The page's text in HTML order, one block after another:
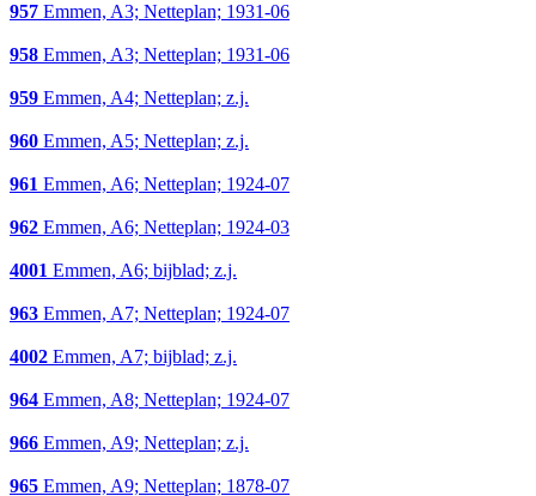
957 Emmen, A3; Netteplan; 1931-06
958 Emmen, A3; Netteplan; 1931-06
959 Emmen, A4; Netteplan; z.j.
960 Emmen, A5; Netteplan; z.j.
961 Emmen, A6; Netteplan; 1924-07
962 Emmen, A6; Netteplan; 1924-03
4001 Emmen, A6; bijblad; z.j.
963 Emmen, A7; Netteplan; 1924-07
4002 Emmen, A7; bijblad; z.j.
964 Emmen, A8; Netteplan; 1924-07
966 Emmen, A9; Netteplan; z.j.
965 Emmen, A9; Netteplan; 1878-07